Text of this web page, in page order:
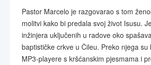
Pastor Marcelo je razgovarao s tom
molitvi kako bi predala svoj život Isusu.
inžinjera uključenih u radove oko
baptističke crkve u Čileu. Preko njega su
MP3-playere s kršćanskim pjesmama i